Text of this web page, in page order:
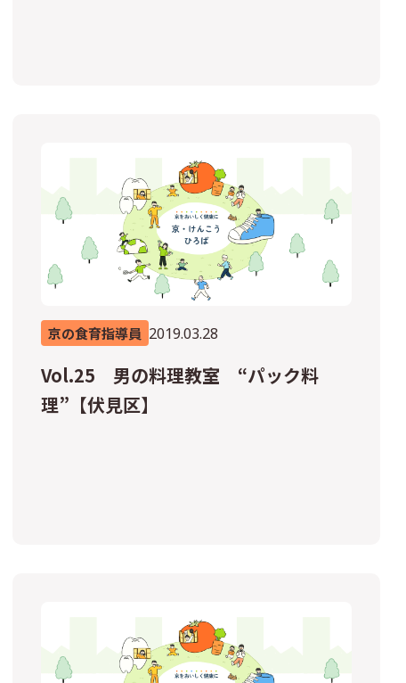
京の食育指導員 2019.03.28
Vol.25 男の料理教室 “パック料
理”【伏見区】